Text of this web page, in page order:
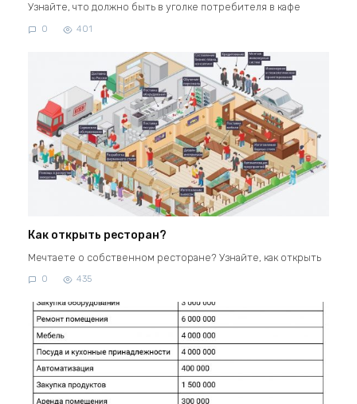
Узнайте, что должно быть в уголке потребителя в кафе
0 401
Как открыть ресторан?
Мечтаете о собственном ресторане? Узнайте, как открыть
0 435